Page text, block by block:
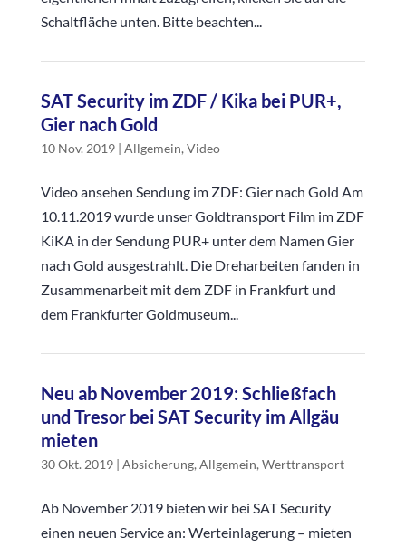
Schaltfläche unten. Bitte beachten...
SAT Security im ZDF / Kika bei PUR+,
Gier nach Gold
10 Nov. 2019| Allgemein, Video
Video ansehen Sendung im ZDF: Gier nach Gold Am
10.11.2019 wurde unser Goldtransport Film im ZDF
KiKA in der Sendung PUR+ unter dem Namen Gier
nach Gold ausgestrahlt. Die Dreharbeiten fanden in
Zusammenarbeit mit dem ZDF in Frankfurt und
dem Frankfurter Goldmuseum...
Neu ab November 2019: Schließfach
und Tresor bei SAT Security im Allgäu
mieten
30 Okt. 2019| Absicherung, Allgemein, Werttransport
Ab November 2019 bieten wir bei SAT Security
einen neuen Service an: Werteinlagerung – mieten